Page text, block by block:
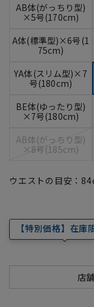
AB体(がっちり型)
×5号(170cm)
A体(標準型)×6号(1
75cm)
YA体(スリム型)×7
号(180cm)
BE体(ゆったり型)
×7号(180cm)
AB体(がっちり型)
×8号(185cm)
ウエストの目安： 84
【特別価格】在庫